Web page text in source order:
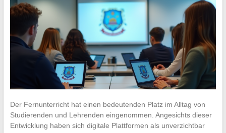
Der Fernunterricht hat einen bedeutenden Platz im Alltag von
Studierenden und Lehrenden eingenommen. Angesichts dieser
Entwicklung haben sich digitale Plattformen als unverzichtbar